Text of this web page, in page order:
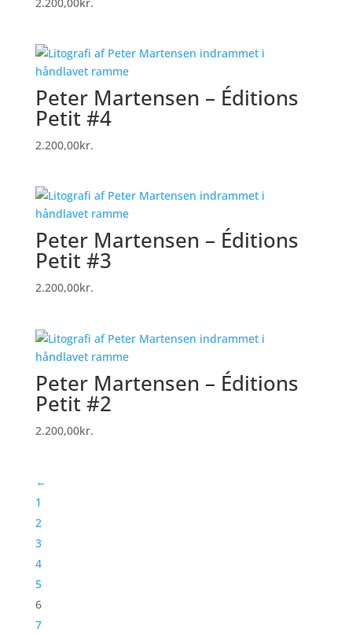
Peter Martensen – Éditions
Petit #4
2.200,00kr.
Peter Martensen – Éditions
Petit #3
2.200,00kr.
Peter Martensen – Éditions
Petit #2
2.200,00kr.
←
1
2
3
4
5
6
7